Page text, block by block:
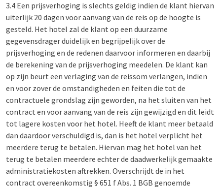
3.4 Een prijsverhoging is slechts geldig indien de klant hiervan
uiterlijk 20 dagen voor aanvang van de reis op de hoogte is
gesteld. Het hotel zal de klant op een duurzame
gegevensdrager duidelijk en begrijpelijk over de
prijsverhoging en de redenen daarvoor informeren en daarbij
de berekening van de prijsverhoging meedelen. De klant kan
op zijn beurt een verlaging van de reissom verlangen, indien
en voor zover de omstandigheden en feiten die tot de
contractuele grondslag zijn geworden, na het sluiten van het
contract en voor aanvang van de reis zijn gewijzigd en dit leidt
tot lagere kosten voor het hotel. Heeft de klant meer betaald
dan daardoor verschuldigd is, dan is het hotel verplicht het
meerdere terug te betalen. Hiervan mag het hotel van het
terug te betalen meerdere echter de daadwerkelijk gemaakte
administratiekosten aftrekken. Overschrijdt de in het
contract overeenkomstig § 651 f Abs. 1 BGB genoemde